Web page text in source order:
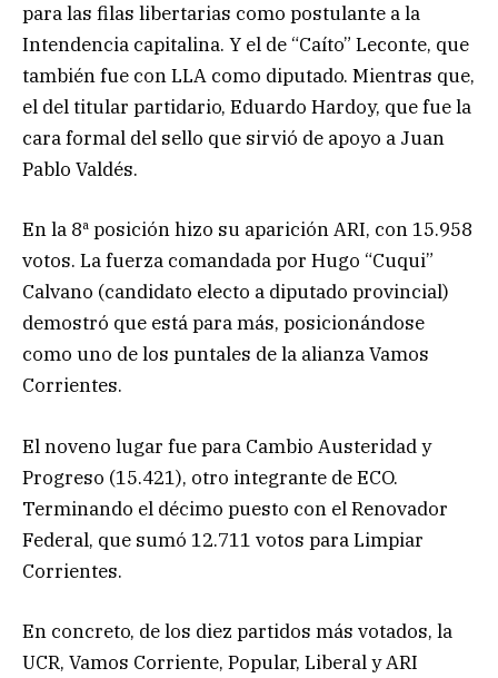
para las filas libertarias como postulante a la
Intendencia capitalina. Y el de “Caíto” Leconte, que
también fue con LLA como diputado. Mientras que,
el del titular partidario, Eduardo Hardoy, que fue la
cara formal del sello que sirvió de apoyo a Juan
Pablo Valdés.
En la 8ª posición hizo su aparición ARI, con 15.958
votos. La fuerza comandada por Hugo “Cuqui”
Calvano (candidato electo a diputado provincial)
demostró que está para más, posicionándose
como uno de los puntales de la alianza Vamos
Corrientes.
El noveno lugar fue para Cambio Austeridad y
Progreso (15.421), otro integrante de ECO.
Terminando el décimo puesto con el Renovador
Federal, que sumó 12.711 votos para Limpiar
Corrientes.
En concreto, de los diez partidos más votados, la
UCR, Vamos Corriente, Popular, Liberal y ARI